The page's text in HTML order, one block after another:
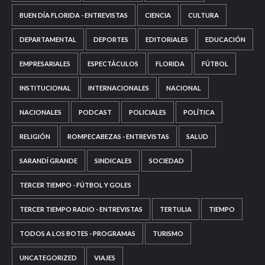
BUEN DÍA FLORIDA - ENTREVISTAS CIENCIA CULTURA
DEPARTAMENTAL DEPORTES EDITORIALES EDUCACIÓN
EMPRESARIALES ESPECTÁCULOS FLORIDA FÚTBOL
INSTITUCIONAL INTERNACIONALES NACIONAL
NACIONALES PODCAST POLICIALES POLÍTICA
RELIGIÓN ROMPECABEZAS - ENTREVISTAS SALUD
SARANDÍ GRANDE SINDICALES SOCIEDAD
TERCER TIEMPO - FÚTBOL Y GOLES
TERCER TIEMPO RADIO - ENTREVISTAS TERTULIA TIEMPO
TODOS A LOS BOTES - PROGRAMAS TURISMO
UNCATEGORIZED VIAJES